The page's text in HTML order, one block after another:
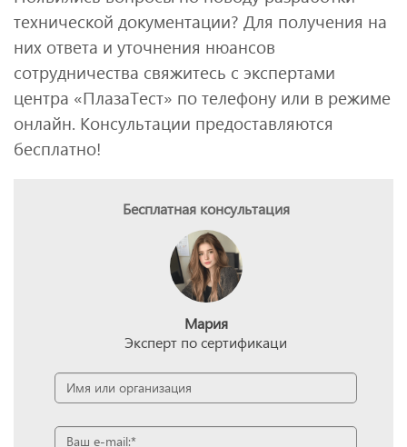
технической документации? Для получения на
них ответа и уточнения нюансов
сотрудничества свяжитесь с экспертами
центра «ПлазаТест» по телефону или в режиме
онлайн. Консультации предоставляются
бесплатно!
Бесплатная консультация
Мария
Эксперт по сертификаци